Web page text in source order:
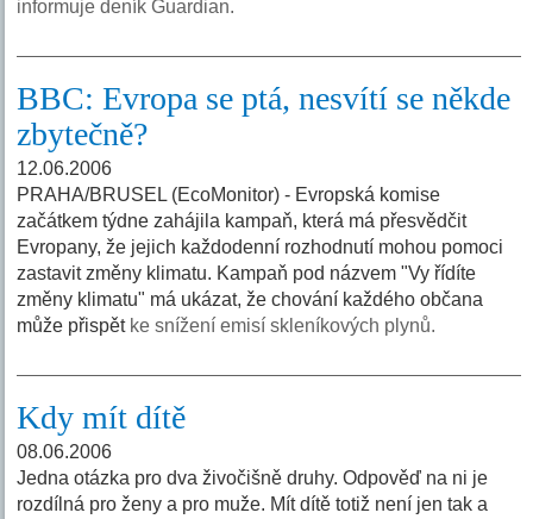
informuje deník Guardian.
BBC: Evropa se ptá, nesvítí se někde
zbytečně?
12.06.2006
PRAHA/BRUSEL (EcoMonitor) - Evropská komise
začátkem týdne zahájila kampaň, která má přesvědčit
Evropany, že jejich každodenní rozhodnutí mohou pomoci
zastavit změny klimatu. Kampaň pod názvem "Vy řídíte
změny klimatu" má ukázat, že chování každého občana
může přispět ke snížení emisí skleníkových plynů.
Kdy mít dítě
08.06.2006
Jedna otázka pro dva živočišně druhy. Odpověď na ni je
rozdílná pro ženy a pro muže. Mít dítě totiž není jen tak a